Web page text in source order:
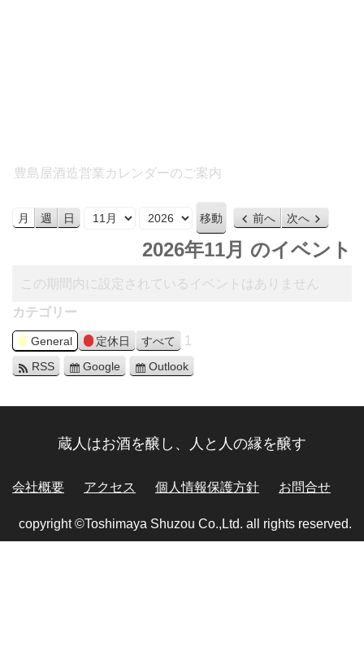
豊島屋酒造営業カレンダーのご案内
月 週 日 月 年 前へ 次へ
2026年11月 のイベント
この期間内に設定されているイベントはありません
カテゴリー
General 定休日 すべて 1
RSS Google Outlook
蔵人はお酒を醸し、人と人の縁を醸す
会社概要 アクセス 個人情報保護方針 お問合せ
copyright ©Toshimaya Shuzou Co.,Ltd. all rights reserved.